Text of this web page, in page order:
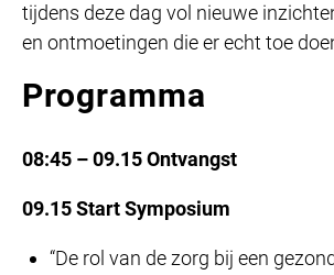
tijdens deze dag vol nieuwe
en ontmoetingen die er echt toe
Programma
08:45 – 09.15Ontvangst
09.15Start Symposium
“De rol van de zorg bij een